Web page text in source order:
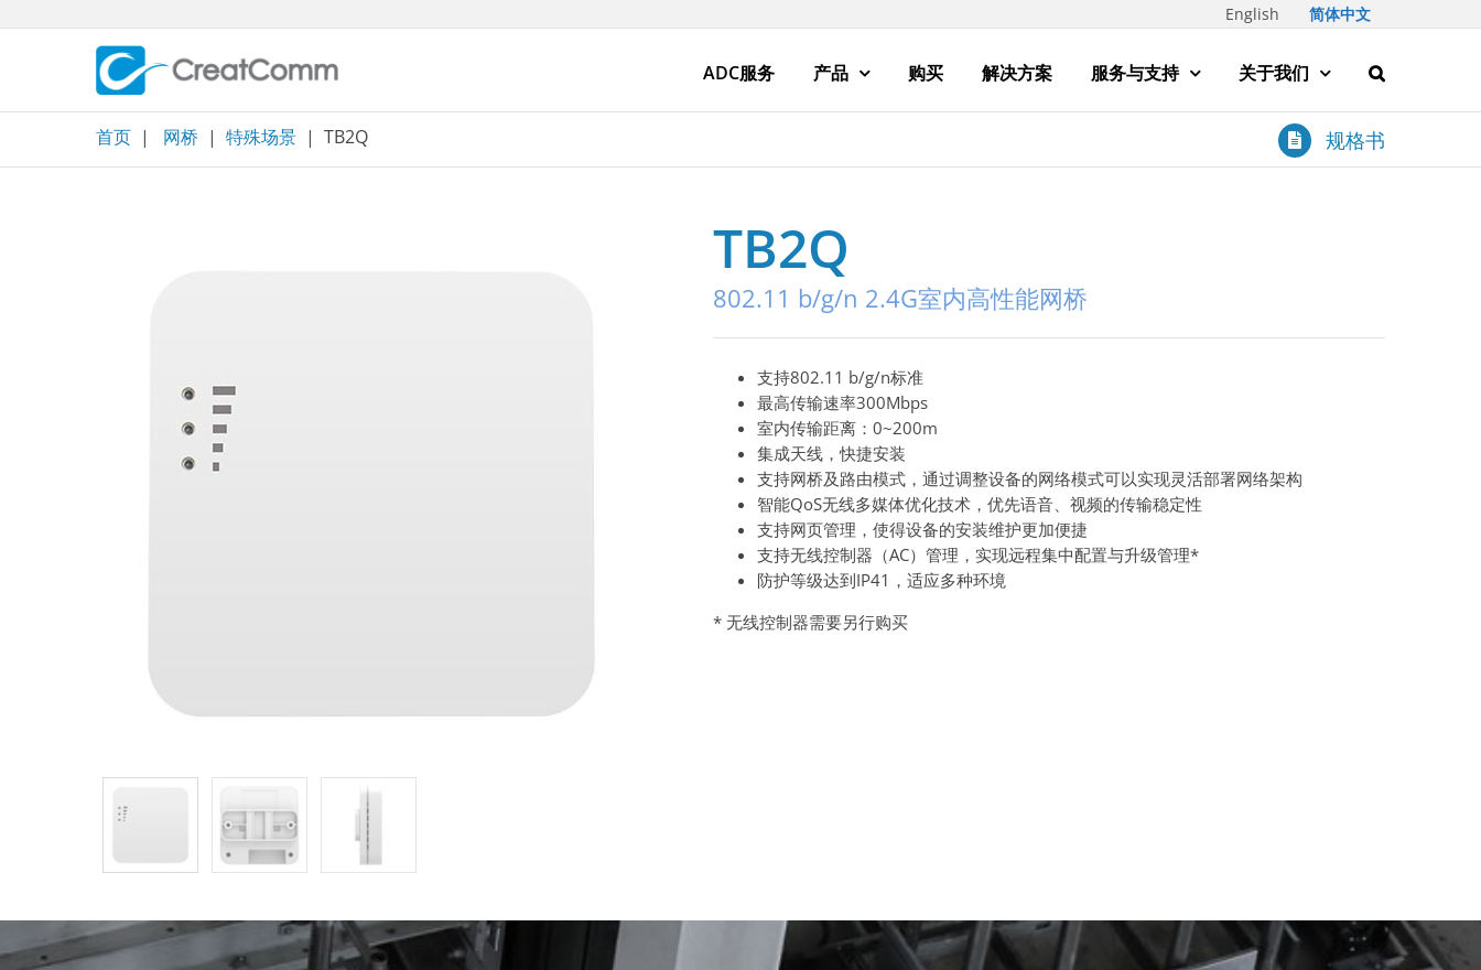
English 简体中文
ADC服务 产品 购买 解决方案 服务与支持 关于我们
首页| 网桥 | 特殊场景| TB2Q 规格书
TB2Q
802.11 b/g/n 2.4G室内高性能网桥
支持802.11 b/g/n标准
最高传输速率300Mbps
室内传输距离：0~200m
集成天线，快捷安装
支持网桥及路由模式，通过调整设备的网络模式可以实现灵活部署网络架构
智能QoS无线多媒体优化技术，优先语音、视频的传输稳定性
支持网页管理，使得设备的安装维护更加便捷
支持无线控制器（AC）管理，实现远程集中配置与升级管理*
防护等级达到IP41，适应多种环境
* 无线控制器需要另行购买